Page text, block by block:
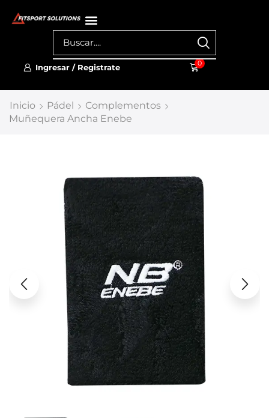
Ingresar / Registrate 0
Inicio Pádel
Complementos
Muñequera Ancha Enebe